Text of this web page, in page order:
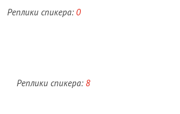
Реплики спикера: 0
Реплики спикера: 8